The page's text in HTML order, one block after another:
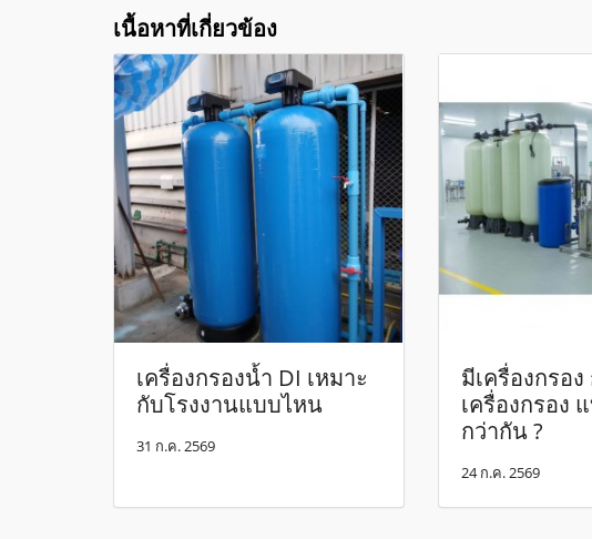
เนื้อหาที่เกี่ยวข้อง
เครื่องกรองน้ำ DI เหมาะ
กับโรงงานแบบไหน
31 ก.ค. 2569
มีเครื่องกรอ
เครื่องกรอง
กว่ากัน ?
24 ก.ค. 2569